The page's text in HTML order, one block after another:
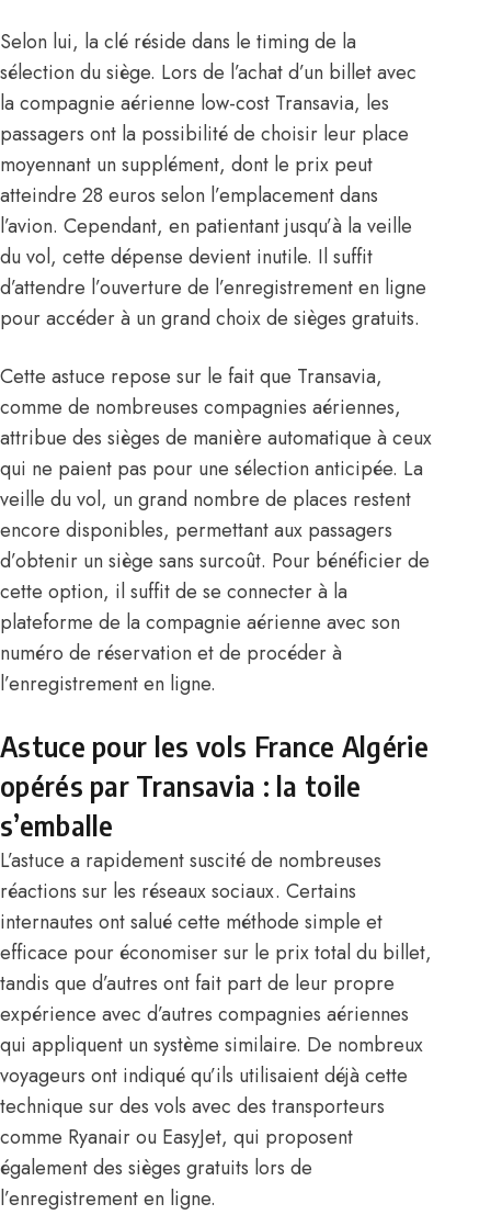
Selon lui, la clé réside dans le timing de la
sélection du siège. Lors de l’achat d’un billet avec
la compagnie aérienne low-cost Transavia, les
passagers ont la possibilité de choisir leur place
moyennant un supplément, dont le prix peut
atteindre 28 euros selon l’emplacement dans
l’avion. Cependant, en patientant jusqu’à la veille
du vol, cette dépense devient inutile. Il suffit
d’attendre l’ouverture de l’enregistrement en ligne
pour accéder à un grand choix de sièges gratuits.
Cette astuce repose sur le fait que Transavia,
comme de nombreuses compagnies aériennes,
attribue des sièges de manière automatique à ceux
qui ne paient pas pour une sélection anticipée. La
veille du vol, un grand nombre de places restent
encore disponibles, permettant aux passagers
d’obtenir un siège sans surcoût. Pour bénéficier de
cette option, il suffit de se connecter à la
plateforme de la compagnie aérienne avec son
numéro de réservation et de procéder à
l’enregistrement en ligne.
Astuce pour les vols France Algérie
opérés par Transavia : la toile
s’emballe
L’astuce a rapidement suscité de nombreuses
réactions sur les réseaux sociaux. Certains
internautes ont salué cette méthode simple et
efficace pour économiser sur le prix total du billet,
tandis que d’autres ont fait part de leur propre
expérience avec d’autres compagnies aériennes
qui appliquent un système similaire. De nombreux
voyageurs ont indiqué qu’ils utilisaient déjà cette
technique sur des vols avec des transporteurs
comme Ryanair ou EasyJet, qui proposent
également des sièges gratuits lors de
l’enregistrement en ligne.